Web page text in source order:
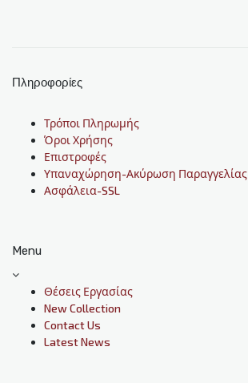
Πληροφορίες
Τρόποι Πληρωμής
Όροι Χρήσης
Επιστροφές
Υπαναχώρηση-Ακύρωση Παραγγελίας
Ασφάλεια-SSL
Menu
Θέσεις Εργασίας
New Collection
Contact Us
Latest News